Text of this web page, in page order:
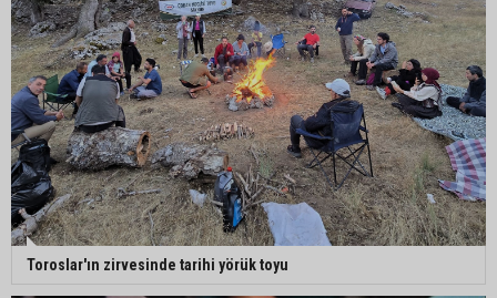
Toroslar'ın zirvesinde tarihi yörük toyu